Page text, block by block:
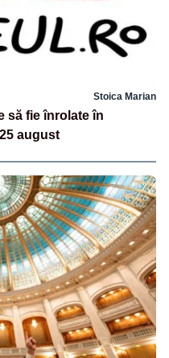
Stoica Marian
să fie înrolate în
august